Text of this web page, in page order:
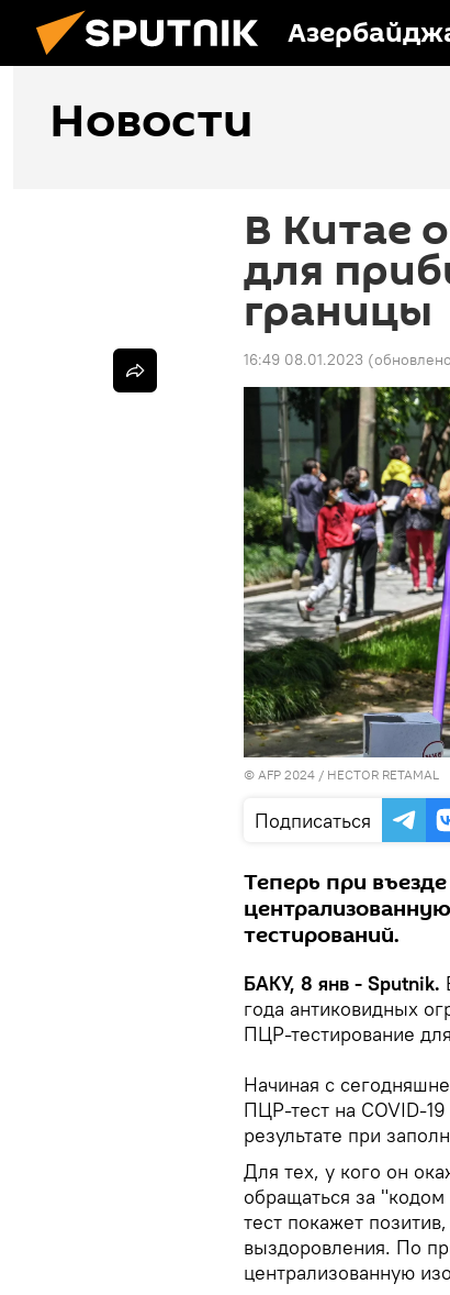
Новости
В Китае
для
границы
16:49 08.01.2023
© AFP 2024 / HECTOR RETAMAL
Подписаться
Теперь при
тестирований.
БАКУ, 8 янв - Sputnik.
года антиковидных
ПЦР-тестирование
Начиная с
ПЦР-тест на COVID-
результате при
Для тех, у кого он
обращаться за
тест покажет
выздоровления. По
централизованную